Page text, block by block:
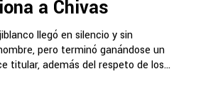
a Chivas
llegó en silencio y sin
pero terminó ganándose un
titular, además del respeto de los...